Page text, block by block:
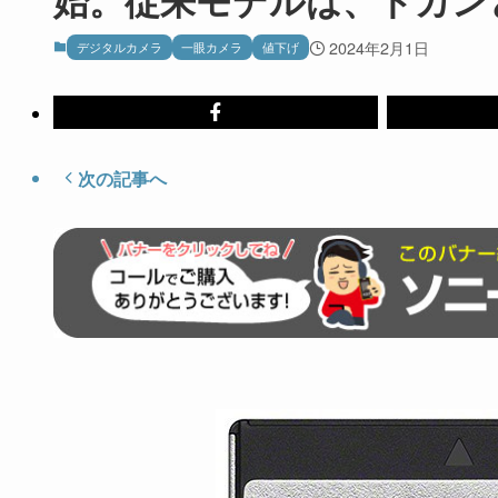
デジタルカメラ 一眼カメラ 値下げ 2024年2月1日
次の記事へ